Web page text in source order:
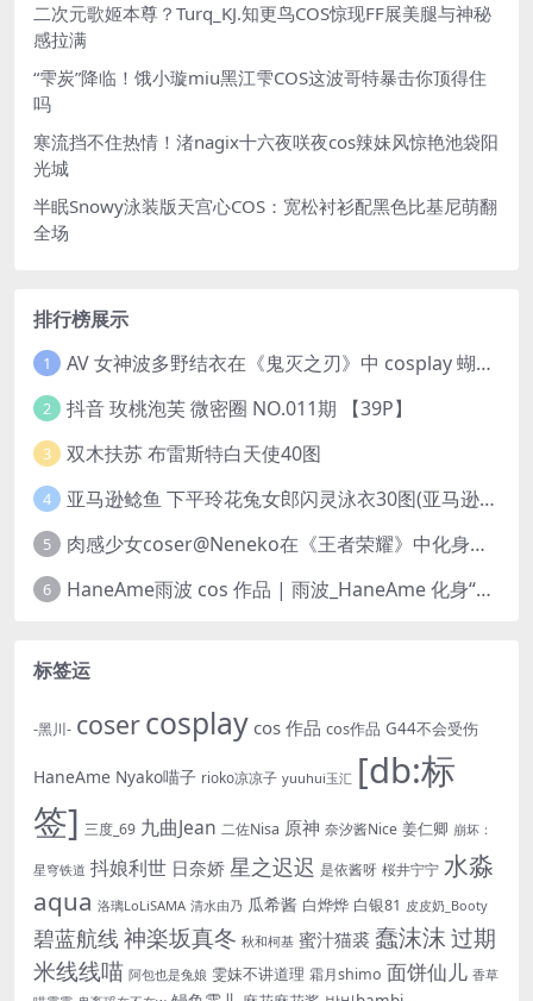
二次元歌姬本尊？Turq_KJ.知更鸟COS惊现FF展美腿与神秘
感拉满
“雫炭”降临！饿小璇miu黑江雫COS这波哥特暴击你顶得住
吗
寒流挡不住热情！渚nagix十六夜咲夜cos辣妹风惊艳池袋阳
光城
半眠Snowy泳装版天宫心COS：宽松衬衫配黑色比基尼萌翻
全场
排行榜展示
1 AV 女神波多野结衣在《鬼灭之刃》中 cosplay 蝴蝶忍 Kochou Shinobu
2 抖音 玫桃泡芙 微密圈 NO.011期 【39P】
3 双木扶苏 布雷斯特白天使40图
4 亚马逊鲶鱼 下平玲花兔女郎闪灵泳衣30图(亚马逊巨型鲶鱼视频)
5 肉感少女coser@Neneko在《王者荣耀》中化身魅力迷人的貂蝉
6 HaneAme雨波 cos 作品 | 雨波_HaneAme 化身“美丽女神”阿佛洛狄忒
标签运
-黑川- cosercosplay cos 作品 cos作品 G44不会受伤
HaneAme Nyako喵子 rioko凉凉子 yuuhui玉汇 [db:标
签] 三度_69 九曲Jean 二佐Nisa 原神 奈汐酱Nice 姜仁卿 崩坏：
星穹铁道 抖娘利世 日奈娇 星之迟迟 是依酱呀 桜井宁宁 水淼
aqua 洛璃LoLiSAMA 清水由乃 瓜希酱 白烨烨 白银81 皮皮奶_Booty
碧蓝航线神楽坂真冬 秋和柯基 蜜汁猫裘 蠢沫沫 过期
米线线喵 阿包也是兔娘 雯妹不讲道理 霜月shimo 面饼仙儿 香草